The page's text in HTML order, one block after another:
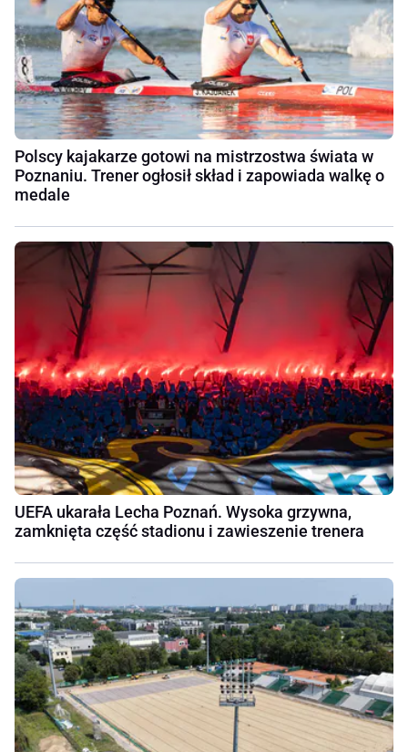
Polscy kajakarze gotowi na mistrzostwa świata w
Poznaniu. Trener ogłosił skład i zapowiada walkę o
medale
UEFA ukarała Lecha Poznań. Wysoka grzywna,
zamknięta część stadionu i zawieszenie trenera